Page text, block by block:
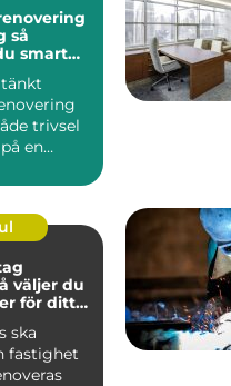
smart
trivsel
en
för ditt
ska
fastighet